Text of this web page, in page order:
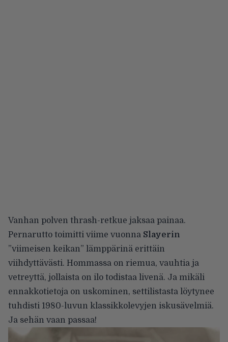
Vanhan polven thrash-retkue jaksaa painaa.
Pernarutto toimitti viime vuonna Slayerin
”viimeisen keikan” lämppärinä erittäin
viihdyttävästi. Hommassa on riemua, vauhtia ja
vetreyttä, jollaista on ilo todistaa livenä. Ja mikäli
ennakkotietoja on uskominen, settilistasta löytynee
tuhdisti 1980-luvun klassikkolevyjen iskusävelmiä.
Ja sehän vaan passaa!